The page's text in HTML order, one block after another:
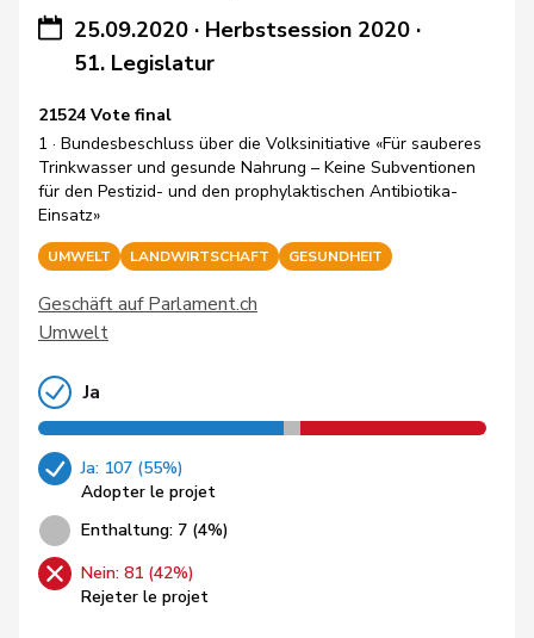
25.09.2020 · Herbstsession 2020 ·
51. Legislatur
21524 Vote final
1 · Bundesbeschluss über die Volksinitiative «Für sauberes
Trinkwasser und gesunde Nahrung – Keine Subventionen
für den Pestizid- und den prophylaktischen Antibiotika-
Einsatz»
UMWELT LANDWIRTSCHAFT GESUNDHEIT
Geschäft auf Parlament.ch
Umwelt
Ja
Ja: 107 (55%)
Adopter le projet
Enthaltung: 7 (4%)
Nein: 81 (42%)
Rejeter le projet